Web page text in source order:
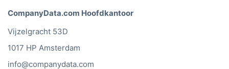
CompanyData.com Hoofdkantoor
Vijzelgracht 53D
1017 HP Amsterdam
info@companydata.com